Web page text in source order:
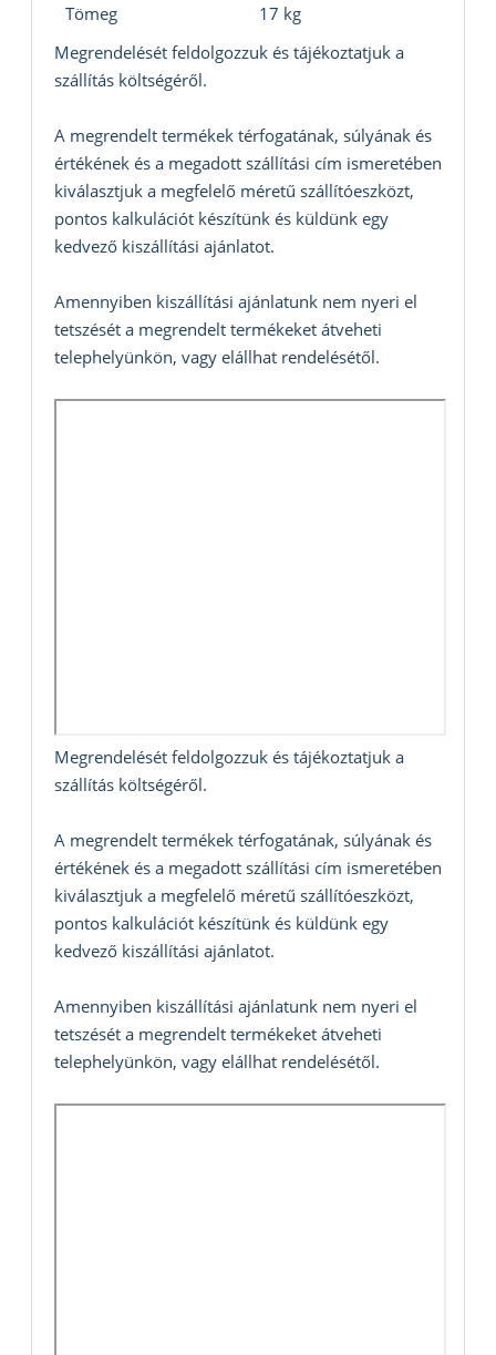
Tömeg
17 kg
Megrendelését feldolgozzuk és tájékoztatjuk a
szállítás költségéről.
A megrendelt termékek térfogatának, súlyának és
értékének és a megadott szállítási cím ismeretében
kiválasztjuk a megfelelő méretű szállítóeszközt,
pontos kalkulációt készítünk és küldünk egy
kedvező kiszállítási ajánlatot.
Amennyiben kiszállítási ajánlatunk nem nyeri el
tetszését a megrendelt termékeket átveheti
telephelyünkön, vagy elállhat rendelésétől.
Megrendelését feldolgozzuk és tájékoztatjuk a
szállítás költségéről.
A megrendelt termékek térfogatának, súlyának és
értékének és a megadott szállítási cím ismeretében
kiválasztjuk a megfelelő méretű szállítóeszközt,
pontos kalkulációt készítünk és küldünk egy
kedvező kiszállítási ajánlatot.
Amennyiben kiszállítási ajánlatunk nem nyeri el
tetszését a megrendelt termékeket átveheti
telephelyünkön, vagy elállhat rendelésétől.